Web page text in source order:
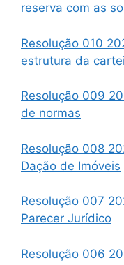
reserva com as
Resolução 010
estrutura da
Resolução 009
de normas
Resolução 008
Dação de Imóveis
Resolução 007
Parecer Jurídico
Resolução 006